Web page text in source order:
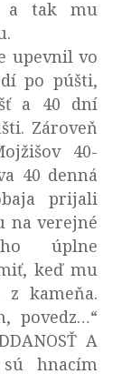
a tak mu
upevnil vo
po púšti,
a 40 dní
Zároveň
40-
40 denná
prijali
na verejné
úplne
keď mu
z kameňa.
povedz…“
A
sú hnacím